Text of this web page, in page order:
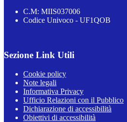
C.M: MIIS037006
Codice Univoco - UF1QOB
Sezione Link Utili
Cookie policy
Note legali
Informativa Privacy
Ufficio Relazioni con il Pubblico
Dichiarazione di accessibilità
Obiettivi di accessibilità